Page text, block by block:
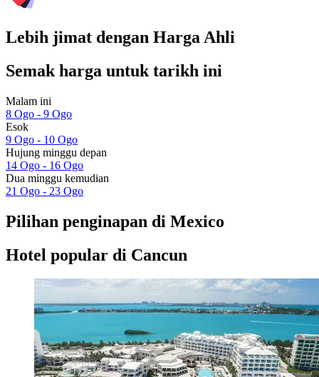
Lebih jimat dengan Harga Ahli
Semak harga untuk tarikh ini
Malam ini
8 Ogo - 9 Ogo
Esok
9 Ogo - 10 Ogo
Hujung minggu depan
14 Ogo - 16 Ogo
Dua minggu kemudian
21 Ogo - 23 Ogo
Pilihan penginapan di Mexico
Hotel popular di Cancun